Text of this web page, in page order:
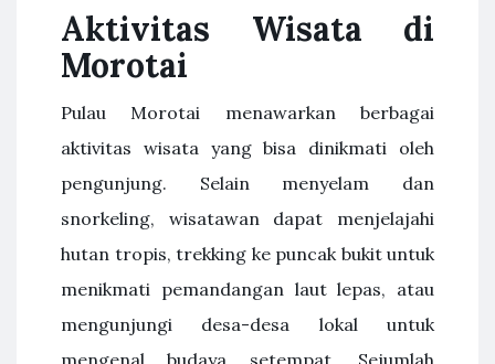
Aktivitas Wisata di
Morotai
Pulau Morotai menawarkan berbagai
aktivitas wisata yang bisa dinikmati oleh
pengunjung. Selain menyelam dan
snorkeling, wisatawan dapat menjelajahi
hutan tropis, trekking ke puncak bukit untuk
menikmati pemandangan laut lepas, atau
mengunjungi desa-desa lokal untuk
mengenal budaya setempat. Sejumlah